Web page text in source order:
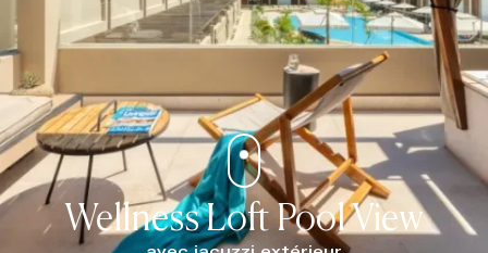
Domes Stories
Contact
Wellness Loft Pool View